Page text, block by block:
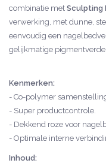
combinatie met Sculpting
verwerking, met dunne,
eenvoudig een
gelijkmatige
Kenmerken:
- Co-polymer
- Super productcontrole.
- Dekkend roze voor
- Optimale interne
Inhoud: